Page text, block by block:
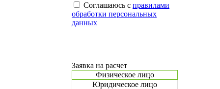
Соглашаюсь с правилами
обработки персональных
данных
Заявка на расчет
Физическое лицо
Юридическое лицо